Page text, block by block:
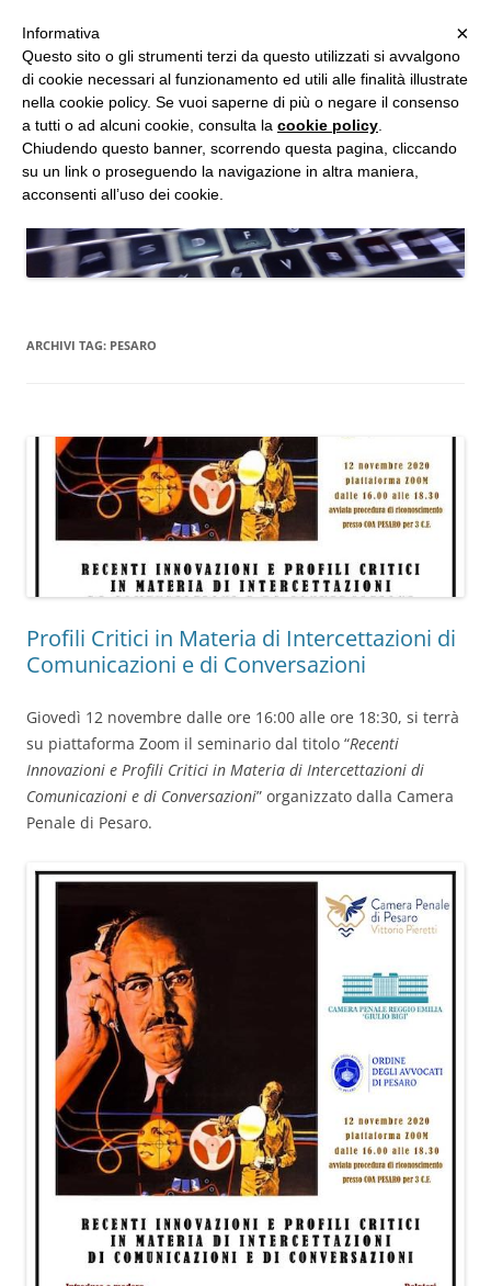
Vai
al
contenuto
Studio d'Informatica Forense
Perizie Informatiche Forensi, CTP e CTU in Processi Civili e Penali
ARCHIVI TAG: PESARO
Profili Critici in Materia di Intercettazioni di
Comunicazioni e di Conversazioni
Giovedì 12 novembre dalle ore 16:00 alle ore 18:30, si terrà
su piattaforma Zoom il seminario dal titolo “Recenti
Innovazioni e Profili Critici in Materia di Intercettazioni di
Comunicazioni e di Conversazioni” organizzato dalla Camera
Penale di Pesaro.
MENU ×
Informativa
Questo sito o gli strumenti terzi da questo utilizzati si avvalgono
di cookie necessari al funzionamento ed utili alle finalità illustrate
nella cookie policy. Se vuoi saperne di più o negare il consenso
a tutti o ad alcuni cookie, consulta la cookie policy
Chiudendo questo banner, scorrendo questa pagina, cliccando
su un link o proseguendo la navigazione in altra maniera,
acconsenti all’uso dei cookie.